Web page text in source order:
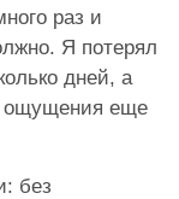
раз и
Я потерял
дней, а
ощущения еще
без